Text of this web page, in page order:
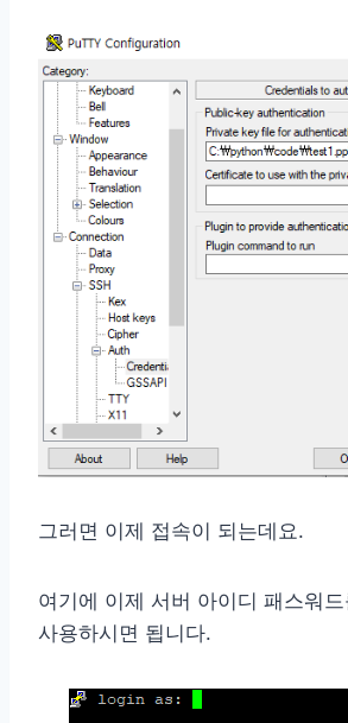
그러면 이제 접속이 되는데요.
여기에 이제 서버 아이디 패스워
사용하시면 됩니다.